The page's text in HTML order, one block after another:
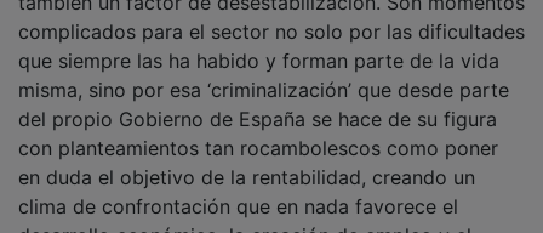
complicados para el sector no solo por las dificultades
que siempre las ha habido y forman parte de la vida
misma, sino por esa ‘criminalización’ que desde parte
del propio Gobierno de España se hace de su figura
con planteamientos tan rocambolescos como poner
en duda el objetivo de la rentabilidad, creando un
clima de confrontación que en nada favorece el
desarrollo económico, la creación de empleo y el